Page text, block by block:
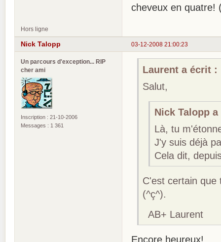
cheveux en quatre!
Hors ligne
03-12-2008 21:00:23
Nick Talopp
Un parcours d'exception... RIP
cher ami
Inscription : 21-10-2006
Messages : 1 361
Laurent a écrit :
Salut,
Nick Talopp
Là, tu
J'y suis déjà
Cela dit,
C'est certain que
(^ç^).
AB+ Laurent
Encore heureux!